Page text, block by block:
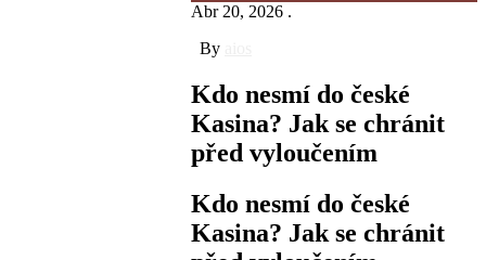
Abr 20, 2026 .
By
Kdo nesmí do české
Kasina? Jak se chránit
před vyloučením
Kdo nesmí do české
Kasina? Jak se chránit